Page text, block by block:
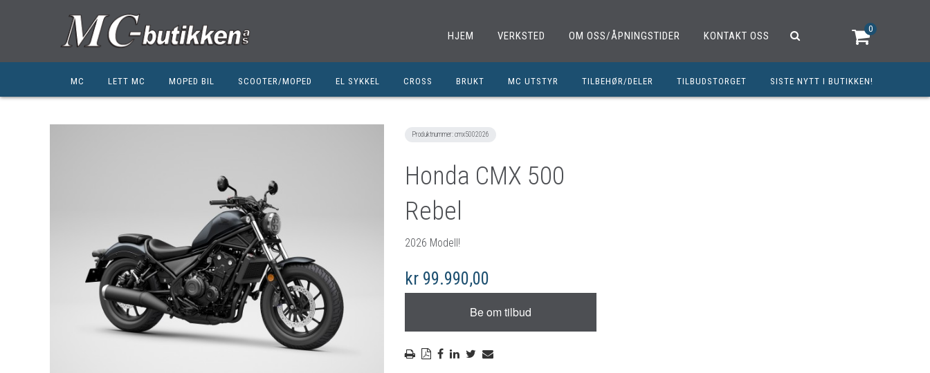
HJEM VERKSTED OM OSS/ÅPNINGSTIDER KONTAKT OSS
0
MC LETT MC MOPED BIL SCOOTER/MOPED EL SYKKEL CROSS BRUKT MC UTSTYR
KLESPAKKER
TILBEHØR/DELER TILBUDSTORGET SISTE NYTT I BUTIKKEN!
Produktnummer:cmx5002026
Honda CMX 500
Rebel
2026 Modell!
kr 99.990,00